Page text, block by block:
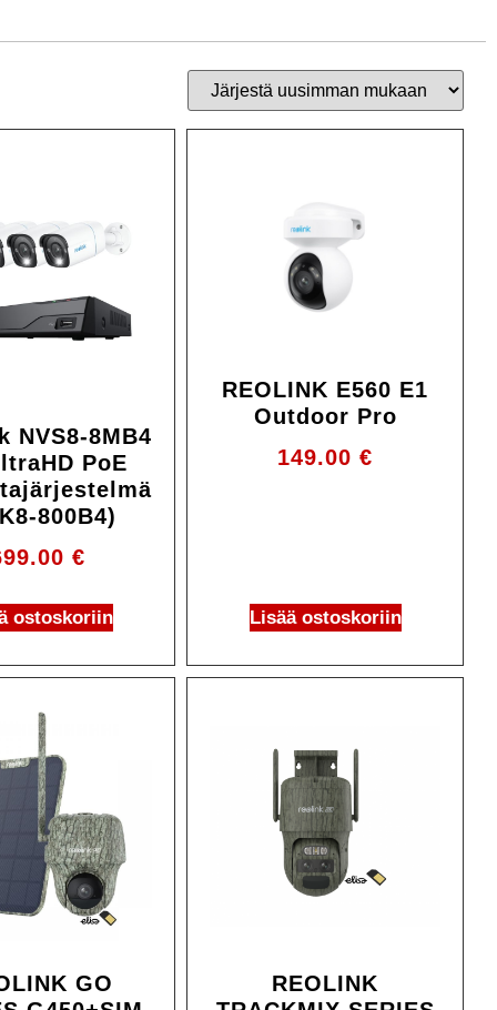
NVS8-8MB4
PoE
800B4)
€
ostoskoriin
REOLINK E560 E1
Outdoor Pro
149.00€
Lisää ostoskoriin
GO
REOLINK